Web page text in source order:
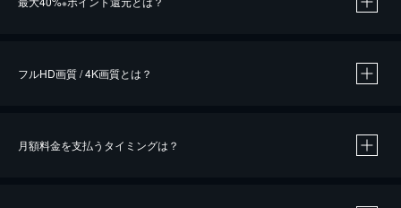
※
※40％ポイント還元の対象は、クレジットカード決済による作品の購入 / レンタルです。
フルHD画質 / 4K画質とは？
月額料金を支払うタイミングは？